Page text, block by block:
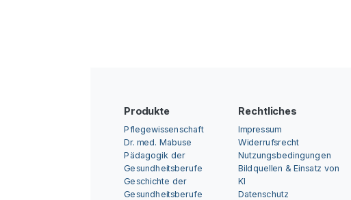
Produkte
Pflegewissenschaft
Dr. med. Mabuse
Pädagogik der
Gesundheitsberufe
Geschichte der
Gesundheitsberufe
Rechtliches
Impressum
Widerrufsrecht
Nutzungsbedingungen
Bildquellen & Einsatz von
KI
Datenschutz